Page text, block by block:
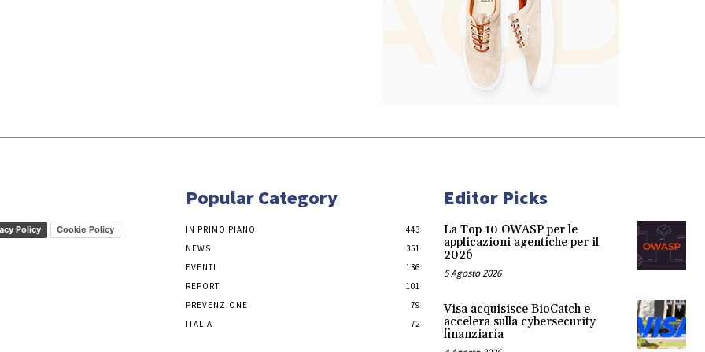
Policy Cookie Policy
Popular Category
IN PRIMO PIANO
443
NEWS
351
EVENTI
136
REPORT
101
PREVENZIONE
79
ITALIA
72
Editor Picks
La Top 10 OWASP per le
applicazioni agentiche per il
2026
5 Agosto 2026
Visa acquisisce BioCatch e
accelera sulla cybersecurity
finanziaria